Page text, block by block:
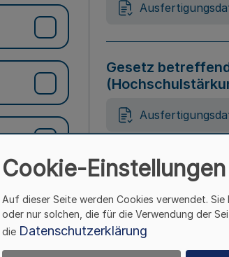
Gesetz
Gesetz zur
Cookie-Einstellungen
Auf dieser Seite werden Cookies verwendet.
oder nur solchen, die für die Verwendung der
die Datenschutzerklärung